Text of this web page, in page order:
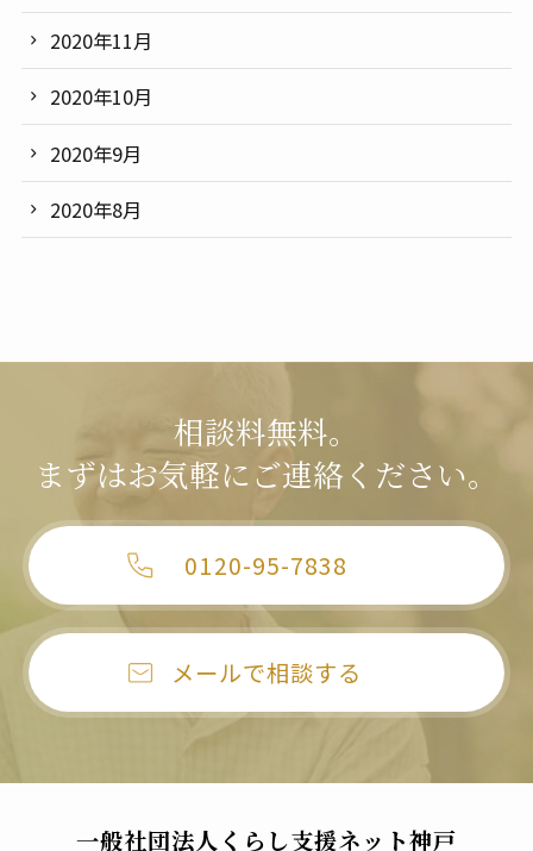
2020年11月
2020年10月
2020年9月
2020年8月
相談料無料。
まずはお気軽にご連絡ください。
0120-95-7838
メールで相談する
一般社団法人くらし支援ネット神戸